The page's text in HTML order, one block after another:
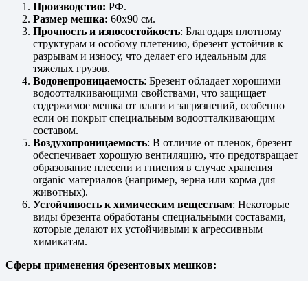
Производство: РФ.
Размер мешка: 60х90 см.
Прочность и износостойкость: Благодаря плотному
структурам и особому плетению, брезент устойчив к
разрывам и износу, что делает его идеальным для
тяжелых грузов.
Водонепроницаемость: Брезент обладает хорошими
водоотталкивающими свойствами, что защищает
содержимое мешка от влаги и загрязнений, особенно
если он покрыт специальным водоотталкивающим
составом.
Воздухопроницаемость: В отличие от пленок, брезент
обеспечивает хорошую вентиляцию, что предотвращает
образование плесени и гниения в случае хранения
organic материалов (например, зерна или корма для
животных).
Устойчивость к химическим веществам: Некоторые
виды брезента обработаны специальными составами,
которые делают их устойчивыми к агрессивным
химикатам.
Сферы применения брезентовых мешков: